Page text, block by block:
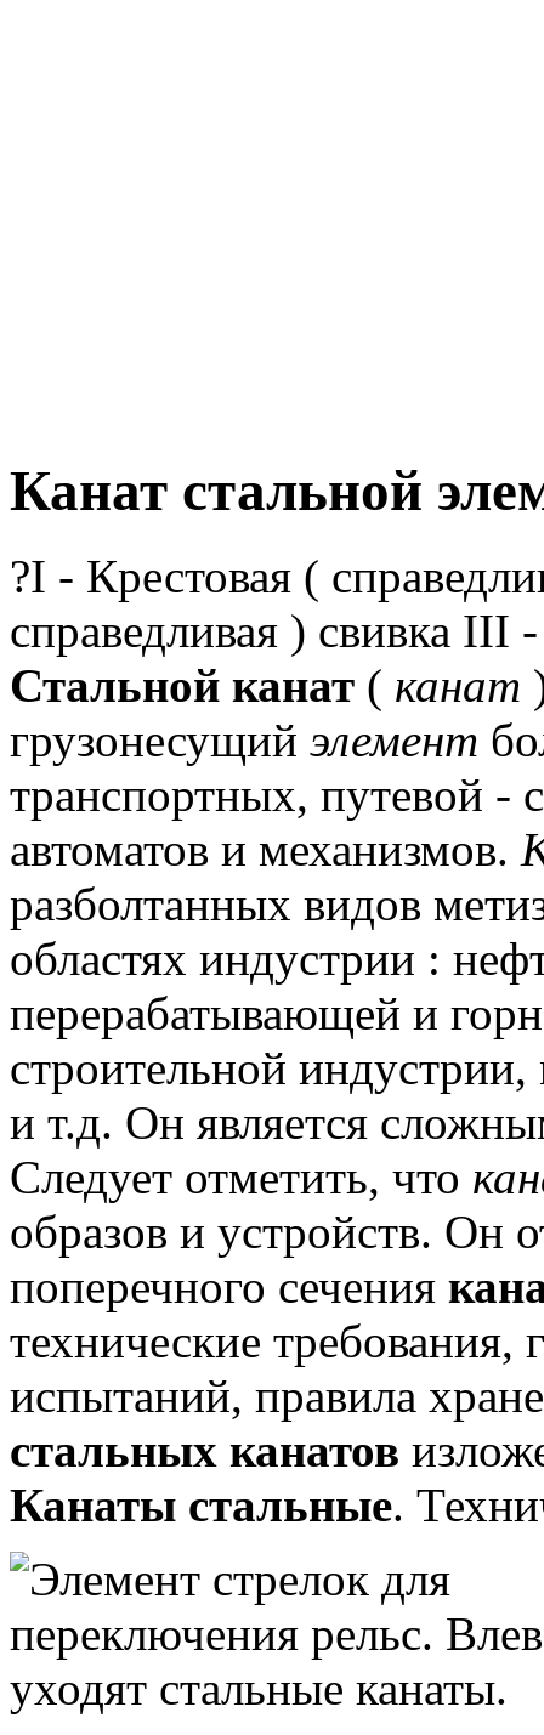
Канат стальной
?I - Крестовая (
справедливая ) свивка III
Стальной канат ( канат
грузонесущий элемент
транспортных, путевой -
автоматов и механизмов.
разболтанных видов
областях индустрии :
перерабатывающей и
строительной
и т.д. Он является
Следует отметить, что
образов и устройств. Он
поперечного сечения
технические требования,
испытаний, правила
стальных канатов
Канаты стальные.